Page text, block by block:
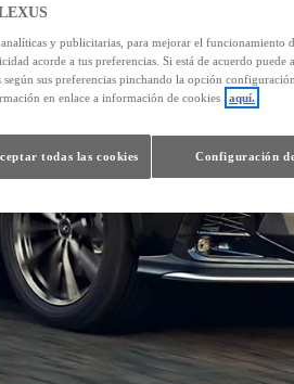
y publicitarias, para mejorar el funcionamiento
acorde a tus preferencias. Si está de acuerdo puede
sus preferencias pinchando la opción
en enlace a información de cookies
aquí.
Configuración
todas las cookies